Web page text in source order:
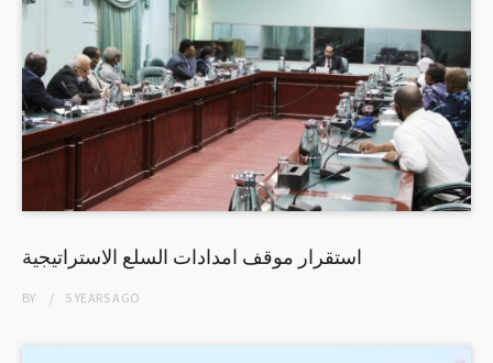
استقرار موقف امدادات السلع الاستراتيجية
BY 5 YEARSAGO